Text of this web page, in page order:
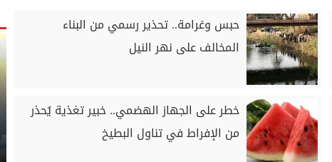
حبس وغرامة.. تحذير رسمي من البناء
المخالف على نهر النيل
خطر على الجهاز الهضمي.. خبير تغذية يُحذر
من الإفراط في تناول البطيخ